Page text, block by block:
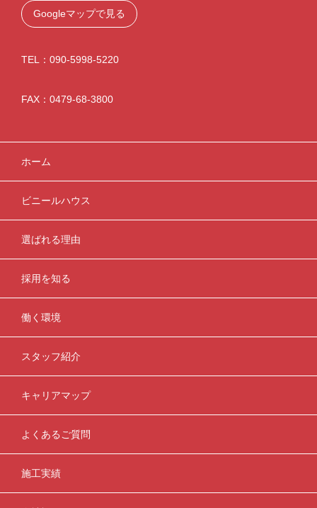
Googleマップで見る
TEL：090-5998-5220
FAX：0479-68-3800
ホーム
ビニールハウス
選ばれる理由
採用を知る
働く環境
スタッフ紹介
キャリアマップ
よくあるご質問
施工実績